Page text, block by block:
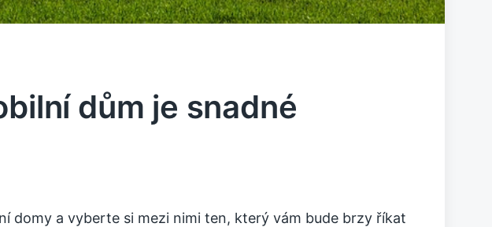
dům je snadné
domy a vyberte si mezi nimi ten, který vám bude brzy říkat